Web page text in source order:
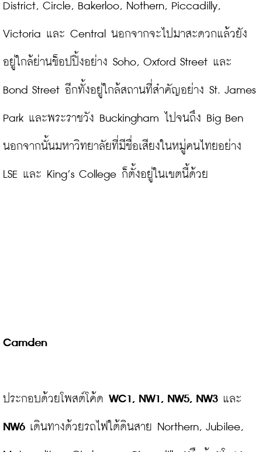
District, Circle, Bakerloo, Nothern, Piccadilly,
Victoria และ Central นอกจากจะไปมาสะดวกแล้วยัง
อยู่ใกล้ย่านช็อปปิ้งอย่าง Soho, Oxford Street และ
Bond Street อีกทั้งอยู่ใกล้สถานที่สำคัญอย่าง St. James
Park และพระราชวัง Buckingham ไปจนถึง Big Ben
นอกจากนั้นมหาวิทยาลัยที่มีชื่อเสียงในหมู่คนไทยอย่าง
LSE และ King’s College ก็ตั้งอยู่ในเขตนี้ด้วย
Camden
ประกอบด้วยโพสต์โค้ด WC1, NW1, NW5, NW3
NW6 เดินทางด้วยรถไฟใต้ดินสาย Northern, Jubilee,